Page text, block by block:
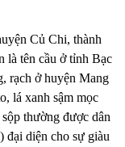
Củ Chi, thành
là tên cầu ở tỉnh Bạc
rạch ở huyện Mang
lá xanh sậm mọc
thường được dân
đại diện cho sự giàu